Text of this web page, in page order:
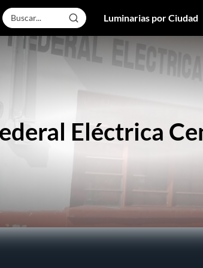
Luminarias por Ciudad
Eléctrica